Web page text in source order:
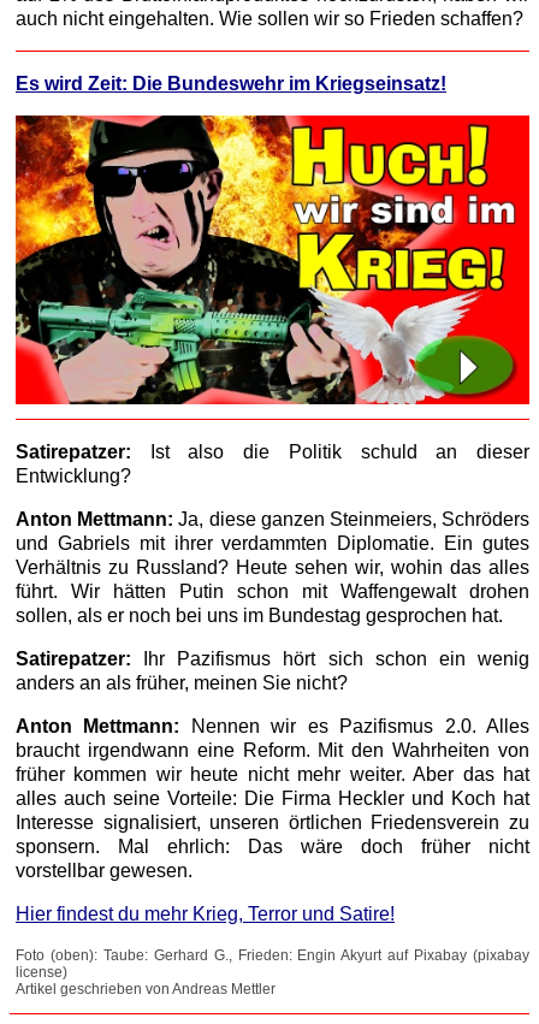
auch nicht eingehalten. Wie sollen wir so Frieden schaffen?
Es wird Zeit: Die Bundeswehr im Kriegseinsatz!
Satirepatzer: Ist also die Politik schuld an dieser
Entwicklung?
Anton Mettmann: Ja, diese ganzen Steinmeiers, Schröders
und Gabriels mit ihrer verdammten Diplomatie. Ein gutes
Verhältnis zu Russland? Heute sehen wir, wohin das alles
führt. Wir hätten Putin schon mit Waffengewalt drohen
sollen, als er noch bei uns im Bundestag gesprochen hat.
Satirepatzer: Ihr Pazifismus hört sich schon ein wenig
anders an als früher, meinen Sie nicht?
Anton Mettmann: Nennen wir es Pazifismus 2.0. Alles
braucht irgendwann eine Reform. Mit den Wahrheiten von
früher kommen wir heute nicht mehr weiter. Aber das hat
alles auch seine Vorteile: Die Firma Heckler und Koch hat
Interesse signalisiert, unseren örtlichen Friedensverein zu
sponsern. Mal ehrlich: Das wäre doch früher nicht
vorstellbar gewesen.
Hier findest du mehr Krieg, Terror und Satire!
Foto (oben): Taube: Gerhard G., Frieden: Engin Akyurt auf Pixabay (pixabay
license)
Artikel geschrieben von Andreas Mettler